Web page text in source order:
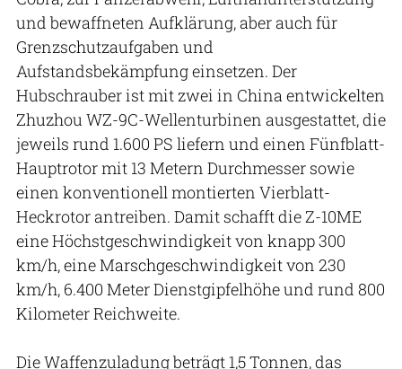
und bewaffneten Aufklärung, aber auch für
Grenzschutzaufgaben und
Aufstandsbekämpfung einsetzen. Der
Hubschrauber ist mit zwei in China entwickelten
Zhuzhou WZ-9C-Wellenturbinen ausgestattet, die
jeweils rund 1.600 PS liefern und einen Fünfblatt-
Hauptrotor mit 13 Metern Durchmesser sowie
einen konventionell montierten Vierblatt-
Heckrotor antreiben. Damit schafft die Z-10ME
eine Höchstgeschwindigkeit von knapp 300
km/h, eine Marschgeschwindigkeit von 230
km/h, 6.400 Meter Dienstgipfelhöhe und rund 800
Kilometer Reichweite.
Die Waffenzuladung beträgt 1,5 Tonnen, das